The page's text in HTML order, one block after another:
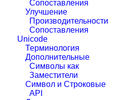
Сопоставления
Улучшение
Производительности
Сопоставления
Unicode
Терминология
Дополнительные
Символы как
Заместители
Символ и Строковые
API